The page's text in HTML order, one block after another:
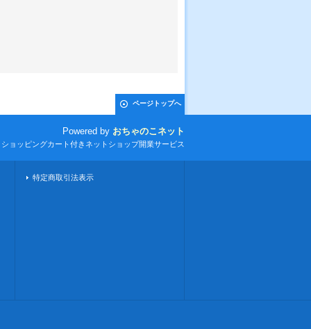
ページトップへ
Powered by おちゃのこネット
ョッピングカート付きネットショップ開業サービス
特定商取引法表示